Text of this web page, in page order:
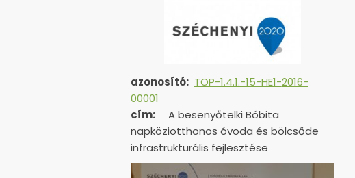
azonosító: TOP-1.4.1.-15-HE1-2016-
00001
cím:
A besenyőtelki Bóbita
napköziotthonos óvoda és bölcsőde
infrastrukturális fejlesztése